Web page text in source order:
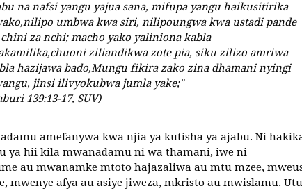
na nafsi yangu yajua sana, mifupa yangu haikusitirika
umbwa kwa siri, nilipoungwa kwa ustadi pande
za nchi; macho yako yaliniona kabla
ziliandikwa zote pia, siku zilizo amriwa
hazijawa bado,Mungu fikira zako zina dhamani nyingi
jinsi ilivyokubwa jumla yake;"
139:13-17, SUV)
amefanywa kwa njia ya kutisha ya ajabu. Ni
ya hii kila mwanadamu ni wa thamani, iwe ni
au mwanamke mtoto hajazaliwa au mtu mzee,
mwenye afya au asiye jiweza, mkristo au mwislamu. Utu